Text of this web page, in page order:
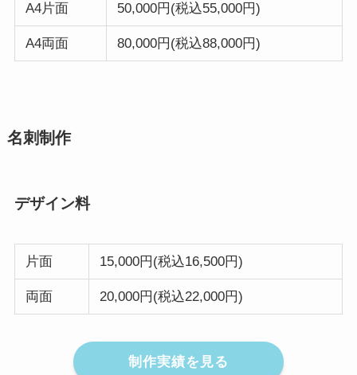
A4片面 50,000円(税込55,000円)
A4両面 80,000円(税込88,000円)
名刺制作
デザイン料
片面 15,000円(税込16,500円)
両面 20,000円(税込22,000円)
制作実績を見る